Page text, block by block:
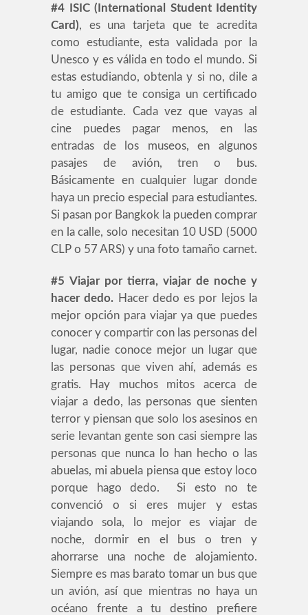
#4 ISIC (International Student Identity
Card), es una tarjeta que te acredita
como estudiante, esta validada por la
Unesco y es válida en todo el mundo. Si
estas estudiando, obtenla y si no, dile a
tu amigo que te consiga un certificado
de estudiante. Cada vez que vayas al
cine puedes pagar menos, en las
entradas de los museos, en algunos
pasajes de avión, tren o bus.
Básicamente en cualquier lugar donde
haya un precio especial para estudiantes.
Si pasan por Bangkok la pueden comprar
en la calle, solo necesitan 10 USD (5000
CLP o 57 ARS) y una foto tamaño carnet.
#5 Viajar por tierra, viajar de noche y
hacer dedo. Hacer dedo es por lejos la
mejor opción para viajar ya que puedes
conocer y compartir con las personas del
lugar, nadie conoce mejor un lugar que
las personas que viven ahí, además es
gratis. Hay muchos mitos acerca de
viajar a dedo, las personas que sienten
terror y piensan que solo los asesinos en
serie levantan gente son casi siempre las
personas que nunca lo han hecho o las
abuelas, mi abuela piensa que estoy loco
porque hago dedo. Si esto no te
convenció o si eres mujer y estas
viajando sola, lo mejor es viajar de
noche, dormir en el bus o tren y
ahorrarse una noche de alojamiento.
Siempre es mas barato tomar un bus que
un avión, así que mientras no haya un
océano frente a tu destino prefiere